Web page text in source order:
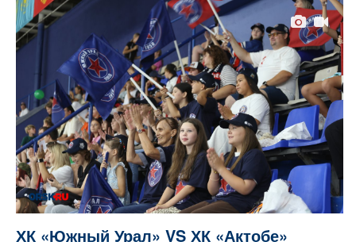
ХК «Южный Урал» VS ХК «Актобе»